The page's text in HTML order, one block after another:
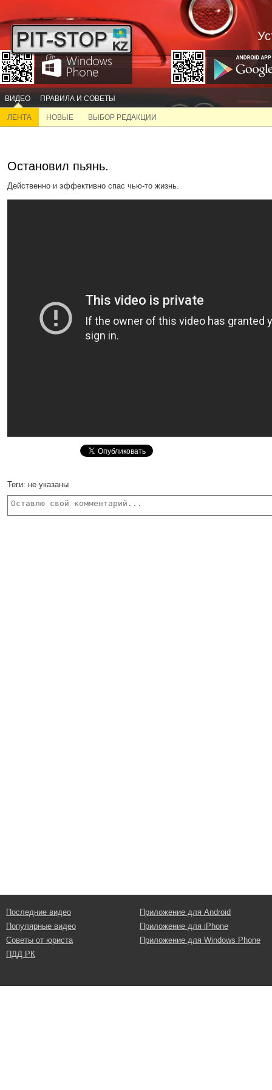
ВИДЕО ПРАВИЛА И СОВЕТЫ
ЛЕНТА НОВЫЕ ВЫБОР РЕДАКЦИИ
Остановил пьянь.
Действенно и эффективно спас чью-то жизнь.
Теги: не указаны
Последние видео
Популярные видео
Советы от юриста
ПДД РК
Приложение для Android
Приложение для iPhone
Приложение для Windows Phone